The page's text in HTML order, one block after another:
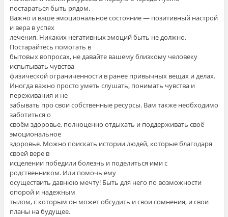
постараться быть рядом.
Важно и ваше эмоциональное состояние — позитивный настрой
и вера в успех
лечения. Никаких негативных эмоций быть не должно.
Постарайтесь помогать в
бытовых вопросах, не давайте вашему близкому человеку
испытывать чувства
физической ограниченности в ранее привычных вещах и делах.
Иногда важно просто уметь слушать, понимать чувства и
переживания и не
забывать про свои собственные ресурсы. Вам также необходимо
заботиться о
своём здоровье, полноценно отдыхать и поддерживать своё
эмоциональное
здоровье. Можно поискать истории людей, которые благодаря
своей вере в
исцелении победили болезнь и поделиться ими с
родственником. Или помочь ему
осуществить давнюю мечту! Быть для него по возможности
опорой и надежным
тылом, с которым он может обсудить и свои сомнения, и свои
планы на будущее.